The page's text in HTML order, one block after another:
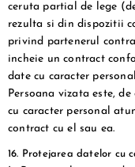
ceruta partial de lege
rezulta si din dispozitii
privind partenerul
incheie un contract
date cu caracter
Persoana vizata este,
cu caracter personal
contract cu el sau ea.
16. Protejarea datelor cu